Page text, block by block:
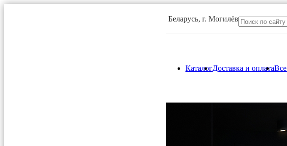
Беларусь, г. Могилёв
КаталогДоставка и оплата